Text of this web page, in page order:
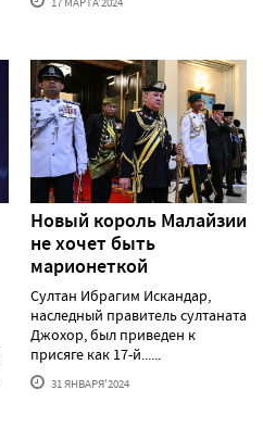
Новый король Малайзии
не хочет быть
марионеткой
Султан Ибрагим Искандар,
наследный правитель султаната
Джохор, был приведен к
присяге как 17-й......
31 ЯНВАРЯ'2024